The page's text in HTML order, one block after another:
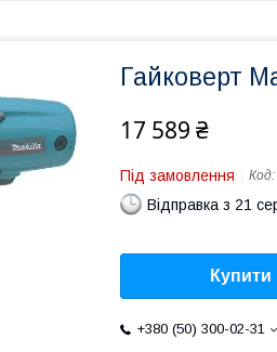
Гайковерт
17 589 ₴
Під замовлення Код:
Відправка з 21
Купити
+380 (50) 300-02-31